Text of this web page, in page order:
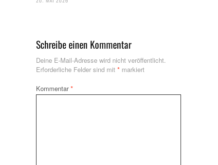
Schreibe einen Kommentar
Deine E-Mail-Adresse wird nicht veröffentlicht.
Erforderliche Felder sind mit * markiert
Kommentar*